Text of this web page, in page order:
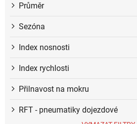
Průměr
Sezóna
Index nosnosti
Index rychlosti
Přilnavost na mokru
RFT - pneumatiky dojezdové